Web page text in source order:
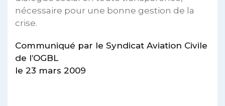
nécessaire pour une bonne gestion de la
crise.
Communiqué par le Syndicat Aviation Civile
de l’OGBL
le 23 mars 2009